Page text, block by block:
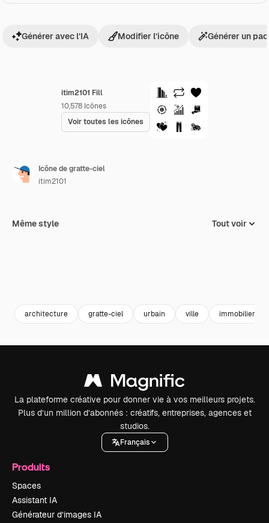
itim2101 Fill
10,578 Icônes
Voir toutes les icônes
Générer avec l’IA Modifier l’icône Générer un
Icône de gratte-ciel
itim2101
Même style Tout voir
architecture gratte-ciel urbain ville immobilier
La plateforme créative pour donner vie à vos meilleurs projets.
Plus d’un million d’abonnés : créatifs, entreprises, agences et
studios.
Français
Produits
Spaces
Assistant IA
Générateur d’images IA